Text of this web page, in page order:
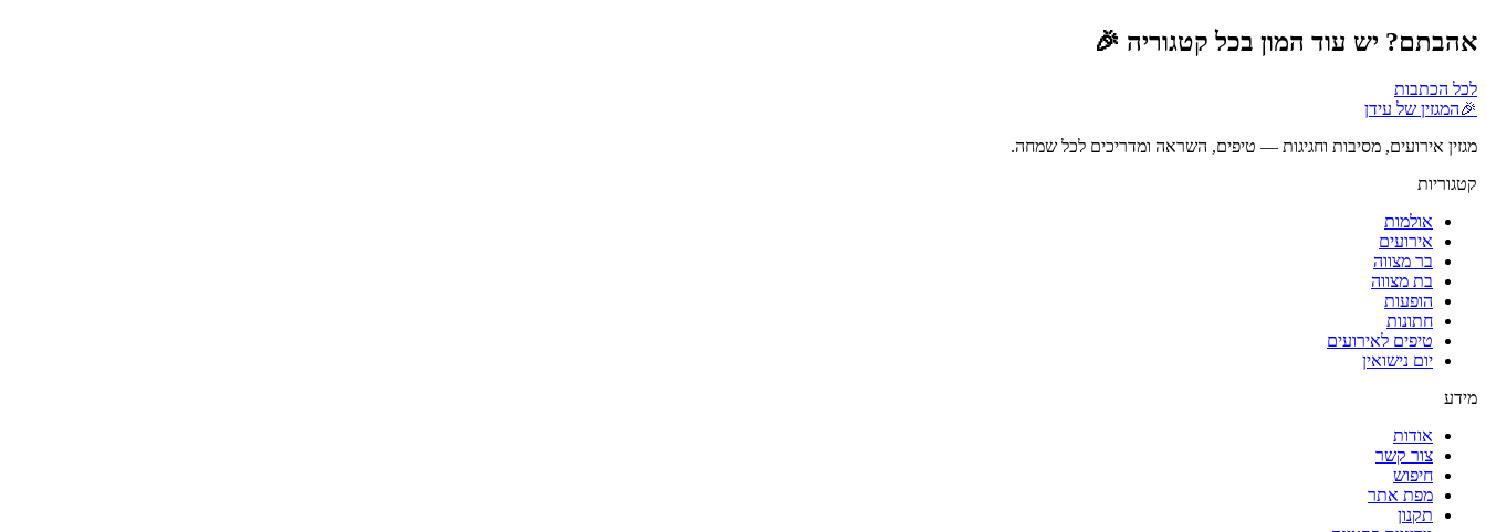
אהבתם? יש עוד המון בכל קטגוריה 🎉
לכל הכתבות
🎉המגזין של עידן
מגזין אירועים, מסיבות וחגיגות — טיפים, השראה ומדריכים לכל שמחה.
קטגוריות
אולמות
אירועים
בר מצווה
בת מצווה
הופעות
חתונות
טיפים לאירועים
יום נישואין
מידע
אודות
צור קשר
חיפוש
מפת אתר
תקנון